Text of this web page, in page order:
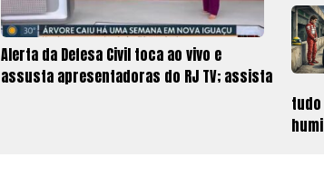
Alerta da Defesa Civil toca ao vivo e
assusta apresentadoras do RJ TV; assista
tudo